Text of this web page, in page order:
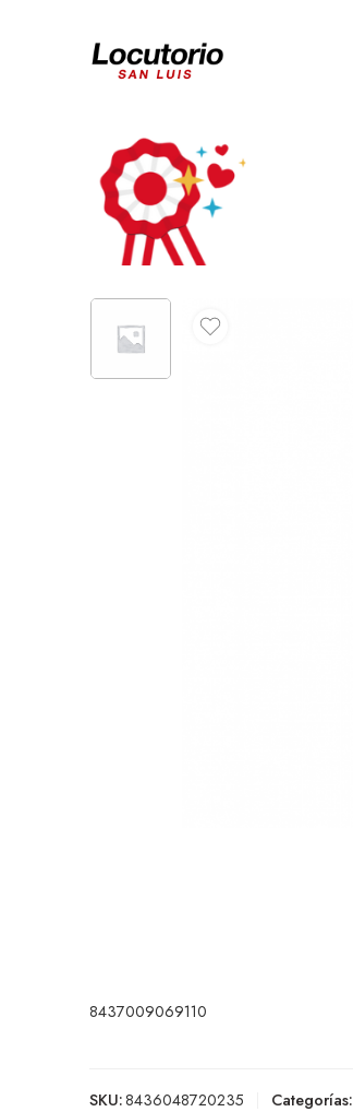
8437009069110
SKU:8436048720235 Categorías: